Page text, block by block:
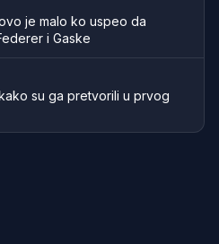
je malo ko uspeo da
i Gaske
su ga pretvorili u prvog